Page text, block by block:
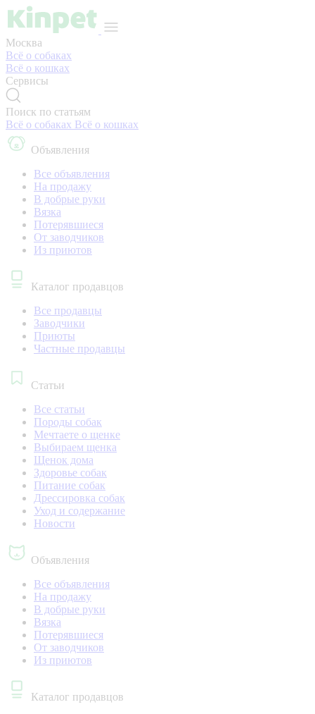
Москва
Всё о собаках
Всё о кошках
Сервисы
Поиск по статьям
Всё о собаках Всё о кошках
Объявления
Все объявления
На продажу
В добрые руки
Вязка
Потерявшиеся
От заводчиков
Из приютов
Каталог продавцов
Все продавцы
Заводчики
Приюты
Частные продавцы
Статьи
Все статьи
Породы собак
Мечтаете о щенке
Выбираем щенка
Щенок дома
Здоровье собак
Питание собак
Дрессировка собак
Уход и содержание
Новости
Объявления
Все объявления
На продажу
В добрые руки
Вязка
Потерявшиеся
От заводчиков
Из приютов
Каталог продавцов